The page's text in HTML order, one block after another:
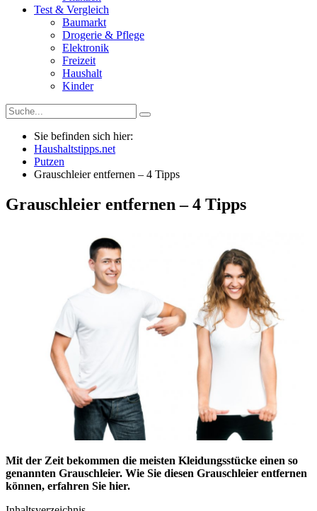
Test & Vergleich
Baumarkt
Drogerie & Pflege
Elektronik
Freizeit
Haushalt
Kinder
Sie befinden sich hier:
Haushaltstipps.net
Putzen
Grauschleier entfernen – 4 Tipps
Grauschleier entfernen – 4 Tipps
Mit der Zeit bekommen die meisten Kleidungsstücke einen so
genannten Grauschleier. Wie Sie diesen Grauschleier entfernen
können, erfahren Sie hier.